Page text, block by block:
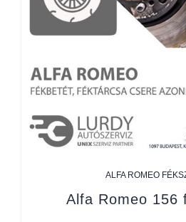
ALFA ROMEO
Alfa Romeo 156